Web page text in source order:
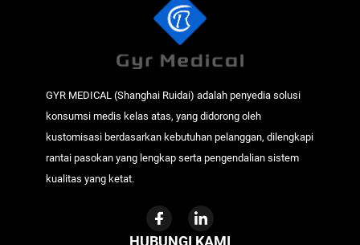
GYR MEDICAL (Shanghai Ruidai) adalah penyedia solusi
konsumsi medis kelas atas, yang didorong oleh
kustomisasi berdasarkan kebutuhan pelanggan, dilengkapi
rantai pasokan yang lengkap serta pengendalian sistem
kualitas yang ketat.
HUBUNGI KAMI